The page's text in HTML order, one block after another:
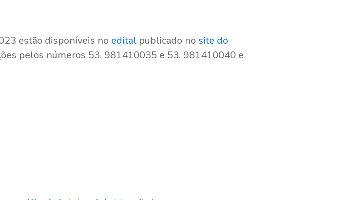
estão disponíveis no edital publicado no site do
pelos números 53. 981410035 e 53. 981410040 e